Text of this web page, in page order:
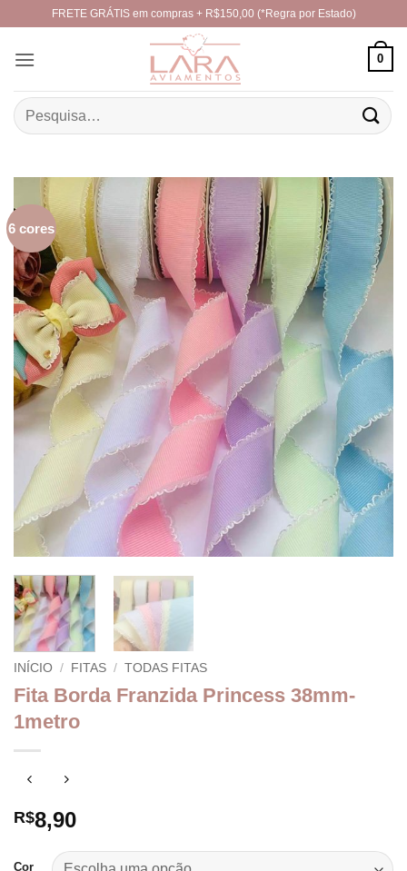
content
FRETE GRÁTIS em compras + R$150,00 (*Regra por Estado)
0
Pesquisar
por:
6 cores
INÍCIO / FITAS / TODAS FITAS
Fita Borda Franzida Princess 38mm-
1metro
R$8,90
Cor